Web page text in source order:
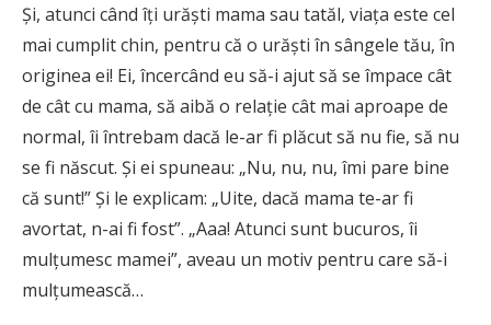
Şi, atunci când îţi urăşti mama sau tatăl, viaţa este cel
mai cumplit chin, pentru că o urăşti în sângele tău, în
originea ei! Ei, încercând eu să-i ajut să se împace cât
de cât cu mama, să aibă o relaţie cât mai aproape de
normal, îi întrebam dacă le-ar fi plăcut să nu fie, să nu
se fi născut. Şi ei spuneau: „Nu, nu, nu, îmi pare bine
că sunt!” Şi le explicam: „Uite, dacă mama te-ar fi
avortat, n-ai fi fost”. „Aaa! Atunci sunt bucuros, îi
mulţumesc mamei”, aveau un motiv pentru care să-i
mulţumească…